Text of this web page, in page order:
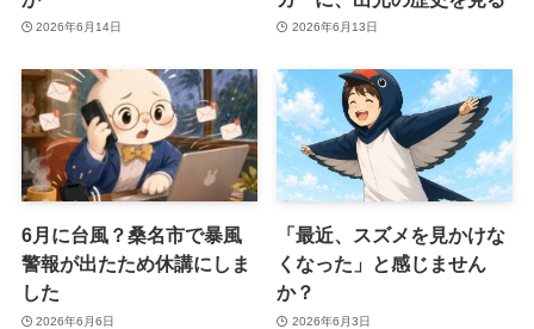
2026年6月14日 2026年6月13日
6月に台風？桑名市で暴風
警報が出たため休講にしま
した
2026年6月6日
「最近、スズメを見かけな
くなった」と感じません
か？
2026年6月3日